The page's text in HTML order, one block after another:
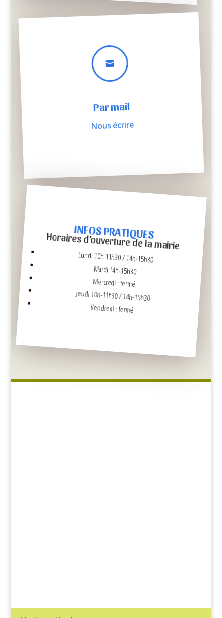

Par mail
Nous écrire
INFOS PRATIQUES
Horaires d’ouverture de la mairie
Lundi 10h-11h30 / 14h-15h30
Mardi 14h-15h30
Mercredi : fermé
Jeudi 10h-11h30 / 14h-15h30
Vendredi : fermé